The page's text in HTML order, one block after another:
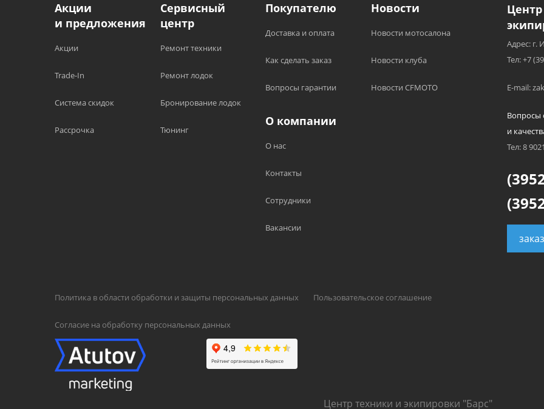
Акции
и предложения
Акции
Trade-In
Система скидок
Рассрочка
Сервисный
центр
Ремонт техники
Ремонт лодок
Бронирование лодок
Тюнинг
Покупателю
Доставка и оплата
Как сделать заказ
Вопросы гарантии
Новости
Новости мотосалона
Новости клуба
Новости CFMOTO
О компании
О нас
Контакты
Сотрудники
Вакансии
Политика в области обработки и защиты персональных данных Пользовательское соглашение
Согласие на обработку персональных данных
Адрес: г.
Тел: +7
E-mail:
Вопросы
и
Тел: 8
Центр техники и экипировки "Барс"